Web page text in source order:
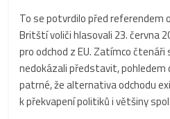
To se potvrdilo před referendem
Britští voliči hlasovali 23. června
pro odchod z EU. Zatímco
nedokázali představit, pohledem
patrné, že alternativa odchodu
k překvapení politiků i většiny